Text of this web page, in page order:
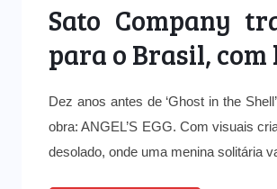
Sato Company
para o Brasil, com
Dez anos antes de ‘Ghost in the
obra: ANGEL’S EGG. Com visuais
desolado, onde uma menina solitária